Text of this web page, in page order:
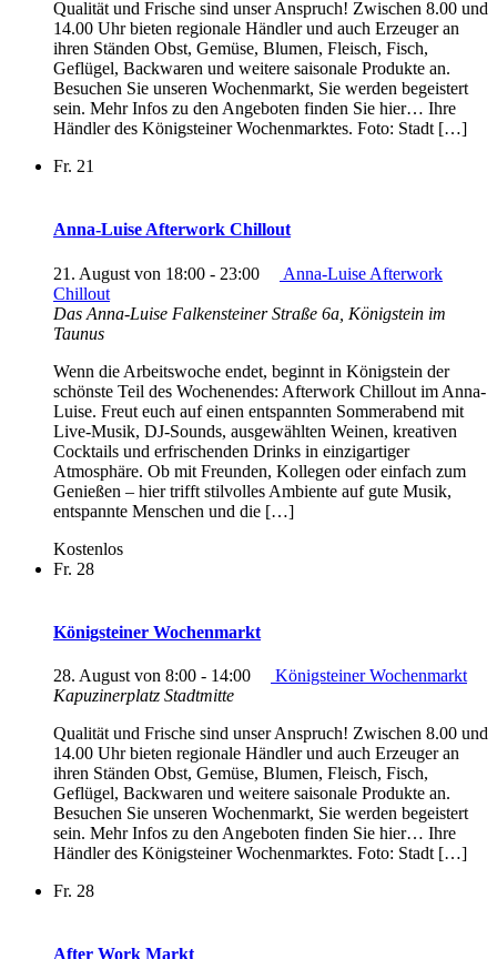
Qualität und Frische sind unser Anspruch! Zwischen 8.00 und
14.00 Uhr bieten regionale Händler und auch Erzeuger an
ihren Ständen Obst, Gemüse, Blumen, Fleisch, Fisch,
Geflügel, Backwaren und weitere saisonale Produkte an.
Besuchen Sie unseren Wochenmarkt, Sie werden begeistert
sein. Mehr Infos zu den Angeboten finden Sie hier… Ihre
Händler des Königsteiner Wochenmarktes. Foto: Stadt […]
Fr. 21
Anna-Luise Afterwork Chillout
21. August von 18:00 - 23:00
Anna-Luise Afterwork
Chillout
Das Anna-Luise Falkensteiner Straße 6a, Königstein im
Taunus
Wenn die Arbeitswoche endet, beginnt in Königstein der
schönste Teil des Wochenendes: Afterwork Chillout im Anna-
Luise. Freut euch auf einen entspannten Sommerabend mit
Live-Musik, DJ-Sounds, ausgewählten Weinen, kreativen
Cocktails und erfrischenden Drinks in einzigartiger
Atmosphäre. Ob mit Freunden, Kollegen oder einfach zum
Genießen – hier trifft stilvolles Ambiente auf gute Musik,
entspannte Menschen und die […]
Kostenlos
Fr. 28
Königsteiner Wochenmarkt
28. August von 8:00 - 14:00
Königsteiner Wochenmarkt
Kapuzinerplatz Stadtmitte
Qualität und Frische sind unser Anspruch! Zwischen 8.00 und
14.00 Uhr bieten regionale Händler und auch Erzeuger an
ihren Ständen Obst, Gemüse, Blumen, Fleisch, Fisch,
Geflügel, Backwaren und weitere saisonale Produkte an.
Besuchen Sie unseren Wochenmarkt, Sie werden begeistert
sein. Mehr Infos zu den Angeboten finden Sie hier… Ihre
Händler des Königsteiner Wochenmarktes. Foto: Stadt […]
Fr. 28
After Work Markt